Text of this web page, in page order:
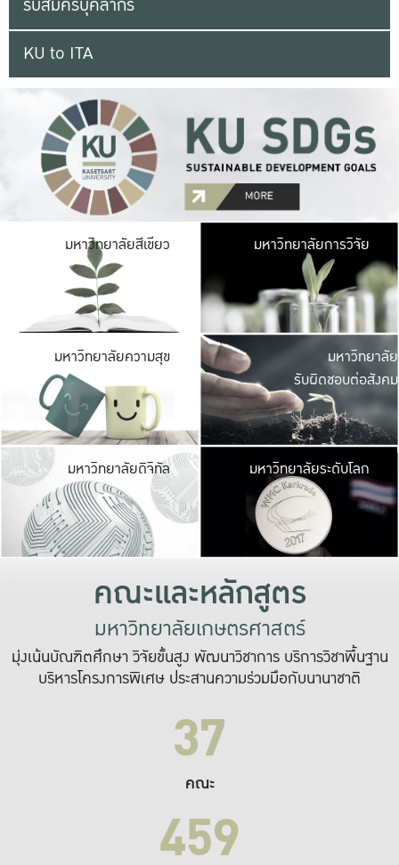
KU to ITA
มหาวิทยาลัยสีเขียว มหาวิ
มีพื้นที่เขียวสดใส
เป็นป่าในเมือง เกษต
มหาวิทยาลัยการวิจัย
มหาวิทยาลัยความสุข มหาวิ
ค
เปิดประ
และพบเรื่องราวใ
มหาวิทยาลัย
รับผิดชอบต่อสังคม
มหาวิทยาลัยดิจิทัล มหาวิ
เปลี่ยนแปลง แล
เพื่อทำง
ระบบสารสนเทศ
มหาวิทยาลัยระดับโลก
คณะและหลักสูตร
มหาวิทยาลัยเกษตรศาสตร์
มุ่งเน้นบัณฑิตศึกษา วิจัยขั้นสูง พัฒนาวิชาการ บริการวิชาพื้นฐาน
บริหารโครงการพิเศษ ประสานความร่วมมือกับนานาชาติ
37
คณะ
459